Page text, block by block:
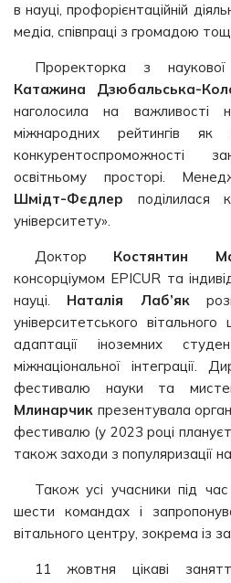
в науці, профорієнтаційній
медіа, співпраці з громадою
Проректорка з
Катажина Дзюбальська-
наголосила на важливості
міжнародних рейтингів
конкурентоспроможності
освітньому просторі.
Шмідт-Фєдлер поділилася
університету».
Доктор Костянтин
консорціумом EPICUR та
науці. Наталія Лаб’як
університетського
адаптації іноземних
міжнаціональної інтеграції.
фестивалю науки та
Млинарчик презентувала
фестивалю (у 2023 році
також заходи з популяризації
Також усі учасники під
шести командах і
вітального центру, зокрема із
11 жовтня цікаві